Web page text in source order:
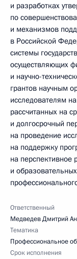
и разработках
по
и механизмов
в Российской
системы
осуществляющих
и научно-
грантов научным
исследователям
рассчитанных на
и долгосрочный
на проведение
на поддержку
на перспективное
и
Ответственный
Медведев Дмитрий
Тематика
Профессиональное
Срок исполнения